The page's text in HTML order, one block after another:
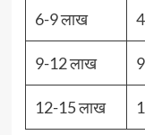
6-9 लाख
9-12 लाख
12-15 लाख